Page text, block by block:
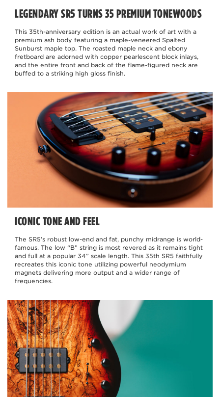
LEGENDARY SR5 TURNS 35 PREMIUM TONEWOODS
This 35th-anniversary edition is an actual work of art with a
premium ash body featuring a maple-veneered Spalted
Sunburst maple top. The roasted maple neck and ebony
fretboard are adorned with copper pearlescent block inlays,
and the entire front and back of the flame-figured neck are
buffed to a striking high gloss finish.
ICONIC TONE AND FEEL
The SR5’s robust low-end and fat, punchy midrange is world-
famous. The low “B” string is most revered as it remains tight
and full at a popular 34” scale length. This 35th SR5 faithfully
recreates this iconic tone utilizing powerful neodymium
magnets delivering more output and a wider range of
frequencies.